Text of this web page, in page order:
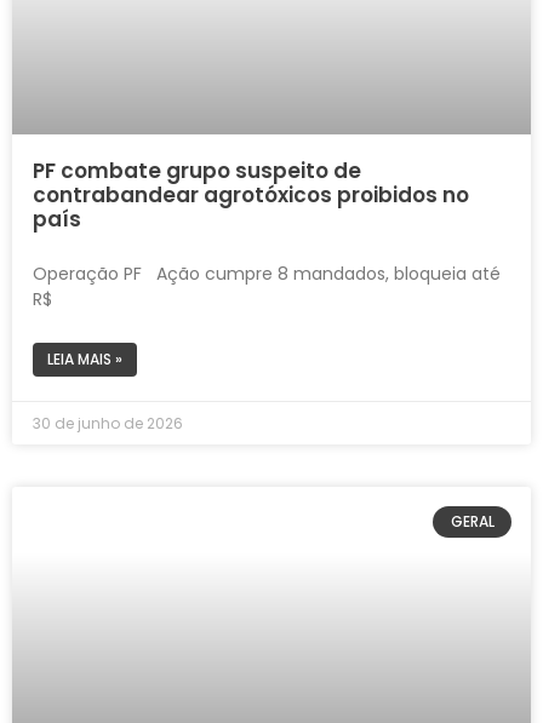
PF combate grupo suspeito de
contrabandear agrotóxicos proibidos no
país
Operação PF Ação cumpre 8 mandados, bloqueia até
R$
LEIA MAIS »
30 de junho de 2026
GERAL